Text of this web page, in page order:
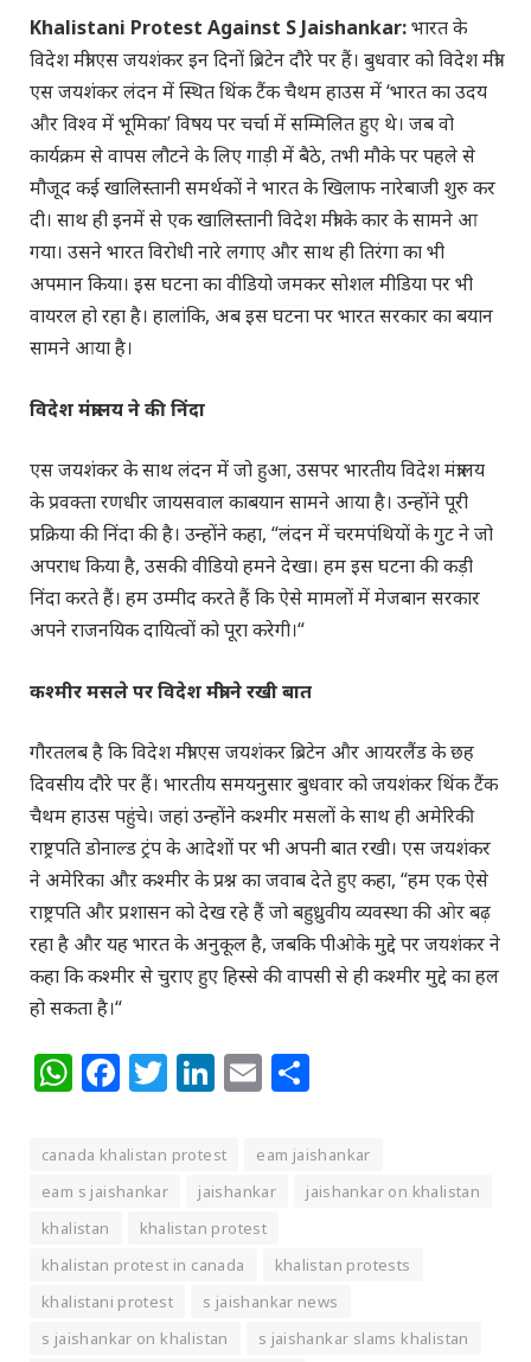
Khalistani Protest Against S Jaishankar:भारत के
विदेश मंत्री एस जयशंकर इन दिनों ब्रिटेन दौरे पर हैं। बुधवार को विदेश मंत्री
एस जयशंकर लंदन में स्थित थिंक टैंक चैथम हाउस में ‘भारत का उदय
और विश्व में भूमिका’ विषय पर चर्चा में सम्मिलित हुए थे। जब वो
कार्यक्रम से वापस लौटने के लिए गाड़ी में बैठे, तभी मौके पर पहले से
मौजूद कई खालिस्तानी समर्थकों ने भारत के खिलाफ नारेबाजी शुरु कर
दी। साथ ही इनमें से एक खालिस्तानी विदेश मंत्री के कार के सामने आ
गया। उसने भारत विरोधी नारे लगाए और साथ ही तिरंगा का भी
अपमान किया। इस घटना का वीडियो जमकर सोशल मीडिया पर भी
वायरल हो रहा है। हालांकि, अब इस घटना पर भारत सरकार का बयान
सामने आया है।
विदेश मंत्रालय ने की निंदा
एस जयशंकर के साथ लंदन में जो हुआ, उसपर भारतीय विदेश मंत्रालय
के प्रवक्ता रणधीर जायसवाल काबयान सामने आया है। उन्होंने पूरी
प्रक्रिया की निंदा की है। उन्होंने कहा, “लंदन में चरमपंथियों के गुट ने जो
अपराध किया है, उसकी वीडियो हमने देखा। हम इस घटना की कड़ी
निंदा करते हैं। हम उम्मीद करते हैं कि ऐसे मामलों में मेजबान सरकार
अपने राजनयिक दायित्वों को पूरा करेगी।“
कश्मीर मसले पर विदेश मंत्री ने रखी बात
गौरतलब है कि विदेश मंत्री एस जयशंकर ब्रिटेन और आयरलैंड के छह
दिवसीय दौरे पर हैं। भारतीय समयनुसार बुधवार को जयशंकर थिंक टैंक
चैथम हाउस पहुंचे। जहां उन्होंने कश्मीर मसलों के साथ ही अमेरिकी
राष्ट्रपति डोनाल्ड ट्रंप के आदेशों पर भी अपनी बात रखी। एस जयशंकर
ने अमेरिका औऱ कश्मीर के प्रश्न का जवाब देते हुए कहा, “हम एक ऐसे
राष्ट्रपति और प्रशासन को देख रहे हैं जो बहुध्रुवीय व्यवस्था की ओर बढ़
रहा है और यह भारत के अनुकूल है, जबकि पीओके मुद्दे पर जयशंकर ने
कहा कि कश्मीर से चुराए हुए हिस्से की वापसी से ही कश्मीर मुद्दे का हल
हो सकता है।“
WhatsApp
Facebook
Twitter
LinkedIn
Email
canada khalistan protest
eam jaishankar
eam s jaishankar
jaishankar
jaishankar on khalistan
khalistan
khalistan protest
khalistan protest in canada
khalistan protests
khalistani protest
s jaishankar news
s jaishankar on khalistan
s jaishankar slams khalistan